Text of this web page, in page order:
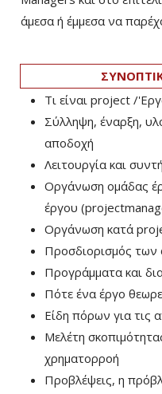
άμεσα ή έμμεσα να
Τι είναι project /
Σύλληψη, έναρξη,
αποδοχή
Λειτουργία και
Οργάνωση ομάδας
έργου
Οργάνωση κατά
Προσδιορισμός
Προγράμματα και
Πότε ένα έργο
Είδη πόρων για τις
Μελέτη
χρηματορροή
Προβλέψεις, η